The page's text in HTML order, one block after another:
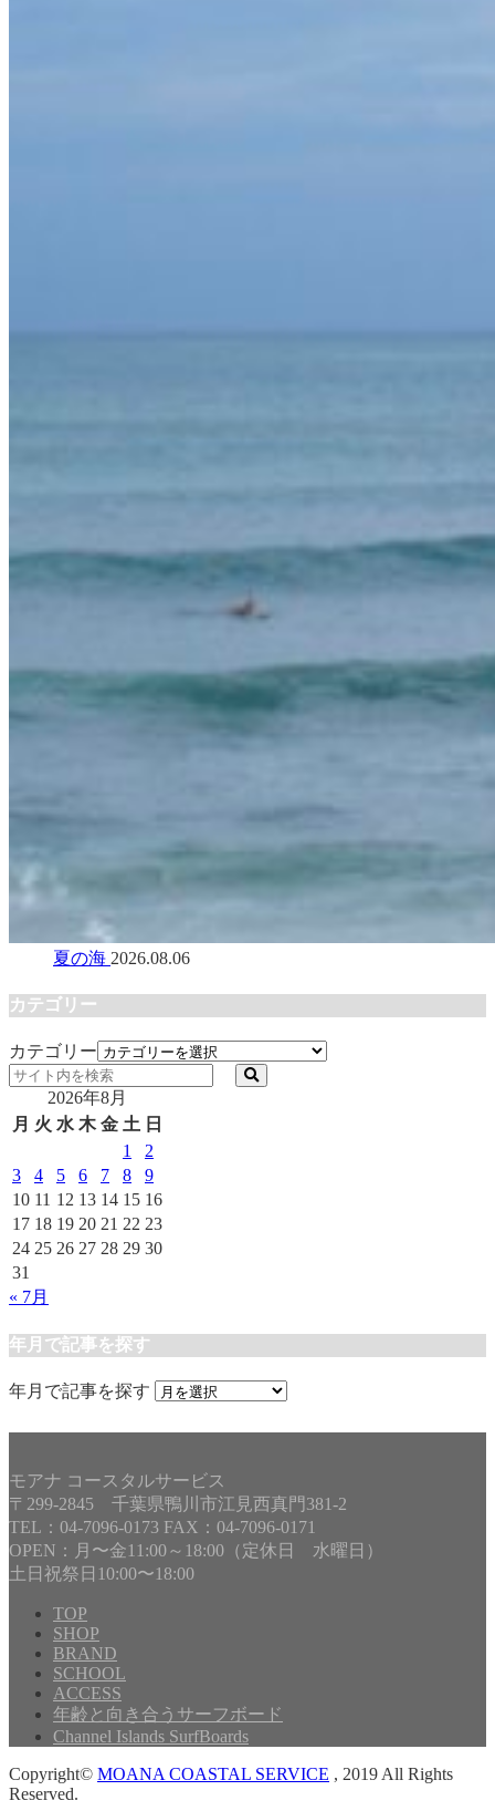
夏の海 2026.08.06
カテゴリー
カテゴリー
2026年8月
月 火 水 木 金 土 日
1
2
3
4 5 6 7 8
9
10 11 12 13 14 15 16
17 18 19 20 21 22 23
24 25 26 27 28 29 30
31
« 7月
年月で記事を探す
年月で記事を探す
モアナ コースタルサービス
〒299-2845 千葉県鴨川市江見西真門381-2
TEL：04-7096-0173 FAX：04-7096-0171
OPEN：月〜金11:00～18:00（定休日 水曜日）
土日祝祭日10:00〜18:00
TOP
SHOP
BRAND
SCHOOL
ACCESS
年齢と向き合うサーフボード
Channel Islands SurfBoards
Copyright© MOANA COASTAL SERVICE , 2019 All Rights
Reserved.